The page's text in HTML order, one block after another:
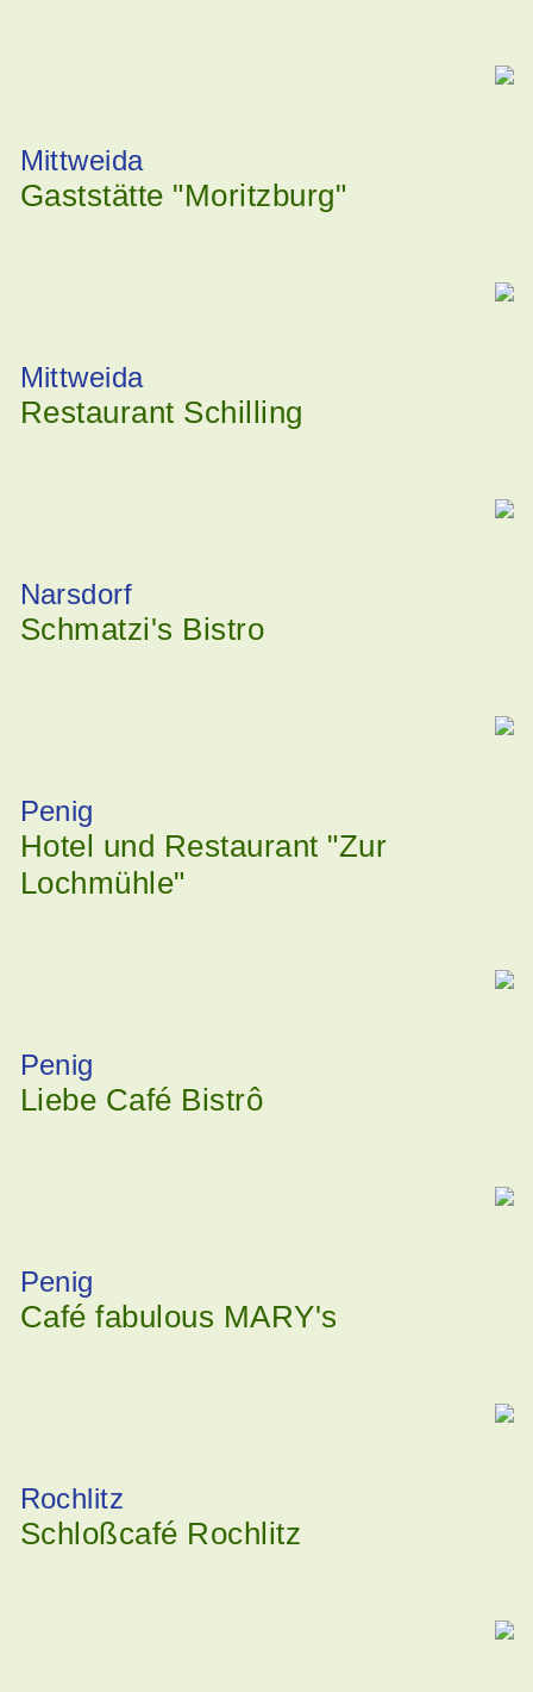
Mittweida
Gaststätte "Moritzburg"
Mittweida
Restaurant Schilling
Narsdorf
Schmatzi's Bistro
Penig
Hotel und Restaurant "Zur
Lochmühle"
Penig
Liebe Café Bistrô
Penig
Café fabulous MARY's
Rochlitz
Schloßcafé Rochlitz